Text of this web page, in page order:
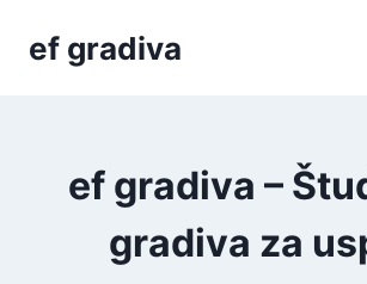
ef gradiva
ef gradiva –
gradiva za